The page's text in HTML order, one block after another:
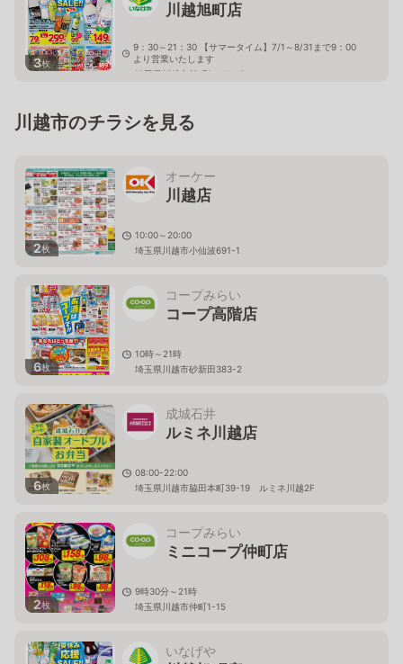
3枚
川越旭町店
9：30～21：30 【サマータイム】7/1～8/31まで9：00
より営業いたします
埼玉県川越市旭町2－11－5
川越市のチラシを見る
2枚
オーケー
川越店
10:00～20:00
埼玉県川越市小仙波691-1
6枚
コープみらい
コープ高階店
10時～21時
埼玉県川越市砂新田383-2
6枚
成城石井
ルミネ川越店
08:00-22:00
埼玉県川越市脇田本町39-19 ルミネ川越2F
2枚
コープみらい
ミニコープ仲町店
9時30分～21時
埼玉県川越市仲町1-15
いなげや